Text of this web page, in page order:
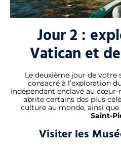
Jour 2 :
Vatican et
Le deuxième jour de votre
consacré à l’exploration du
indépendant enclavé au cœur-
abrite certains des plus
culture au monde, ainsi
Saint-
Visiter les